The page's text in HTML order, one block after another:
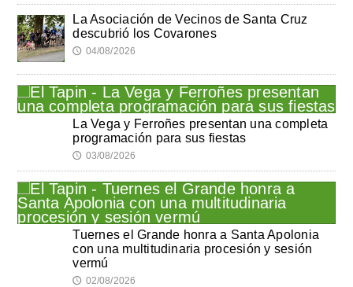
La Asociación de Vecinos de Santa Cruz
descubrió los Covarones
🕔 04/08/2026
La Vega y Ferroñes presentan una completa
programación para sus fiestas
🕔 03/08/2026
Tuernes el Grande honra a Santa Apolonia
con una multitudinaria procesión y sesión
vermú
🕔 02/08/2026